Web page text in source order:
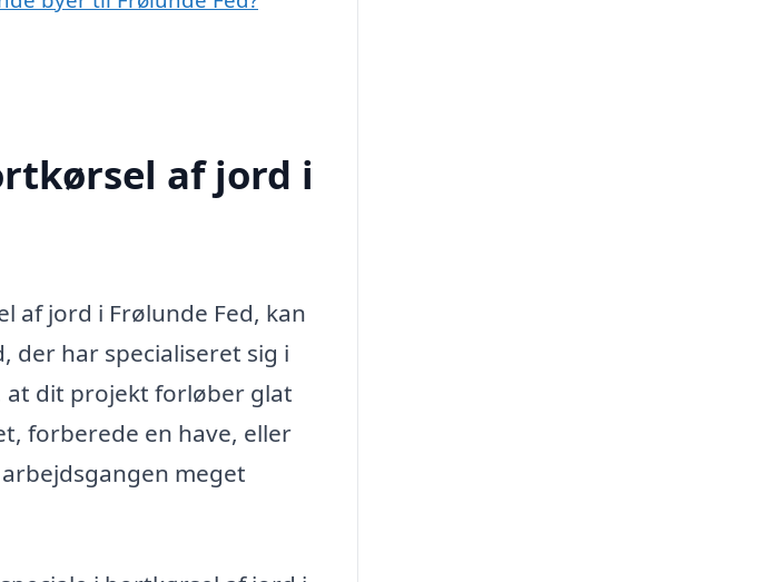
af jord i
af jord i Frølunde Fed, kan
der har specialiseret sig i
at dit projekt forløber glat
forberede en have, eller
meget